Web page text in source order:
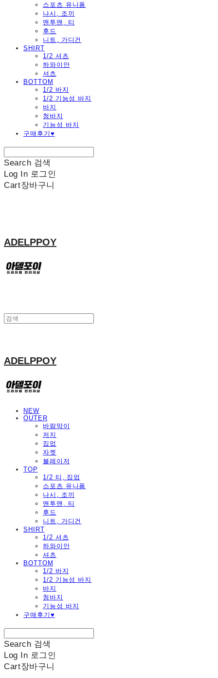
스포츠 유니폼
나시, 조끼
맨투맨, 티
후드
니트, 가디건
SHIRT
1/2 셔츠
하와이안
셔츠
BOTTOM
1/2 바지
1/2 기능성 바지
바지
청바지
기능성 바지
구매후기♥
Search 검색
Log In 로그인
Cart장바구니
ADELPPOY
ADELPPOY
NEW
OUTER
바람막이
저지
집업
자켓
블레이저
TOP
1/2 티, 집업
스포츠 유니폼
나시, 조끼
맨투맨, 티
후드
니트, 가디건
SHIRT
1/2 셔츠
하와이안
셔츠
BOTTOM
1/2 바지
1/2 기능성 바지
바지
청바지
기능성 바지
구매후기♥
Search 검색
Log In 로그인
Cart장바구니